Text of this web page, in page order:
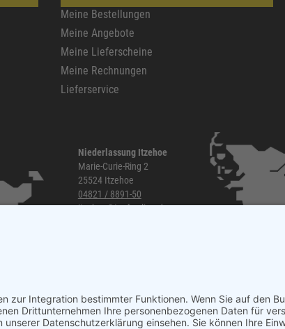
Meine Bestellungen
Meine Angebote
Meine Lieferscheine
Meine Rechnungen
Lieferservice
Niederlassung Itzehoe
Marie-Curie-Ring 2
25524 Itzehoe
04821 / 8891-50
itzehoe@topf-online.de